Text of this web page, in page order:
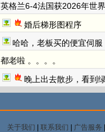
英格兰6-4法国获2026年世
婚后梯形图程序
哈哈，老板买的便宜伺
都老啦 。。。。
晚上出去散步，看到
关于我们 | 联系我们 | 广告服务